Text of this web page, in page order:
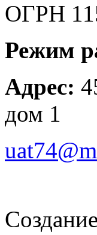
ОГРН
Режим
Адрес:
дом 1